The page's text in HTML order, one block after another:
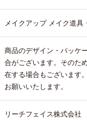
メイクアップ メイク道具
商品のデザイン・パッケ
合がございます。そのた
在する場合もございます
お願いいたします。
リーチフェイス株式会